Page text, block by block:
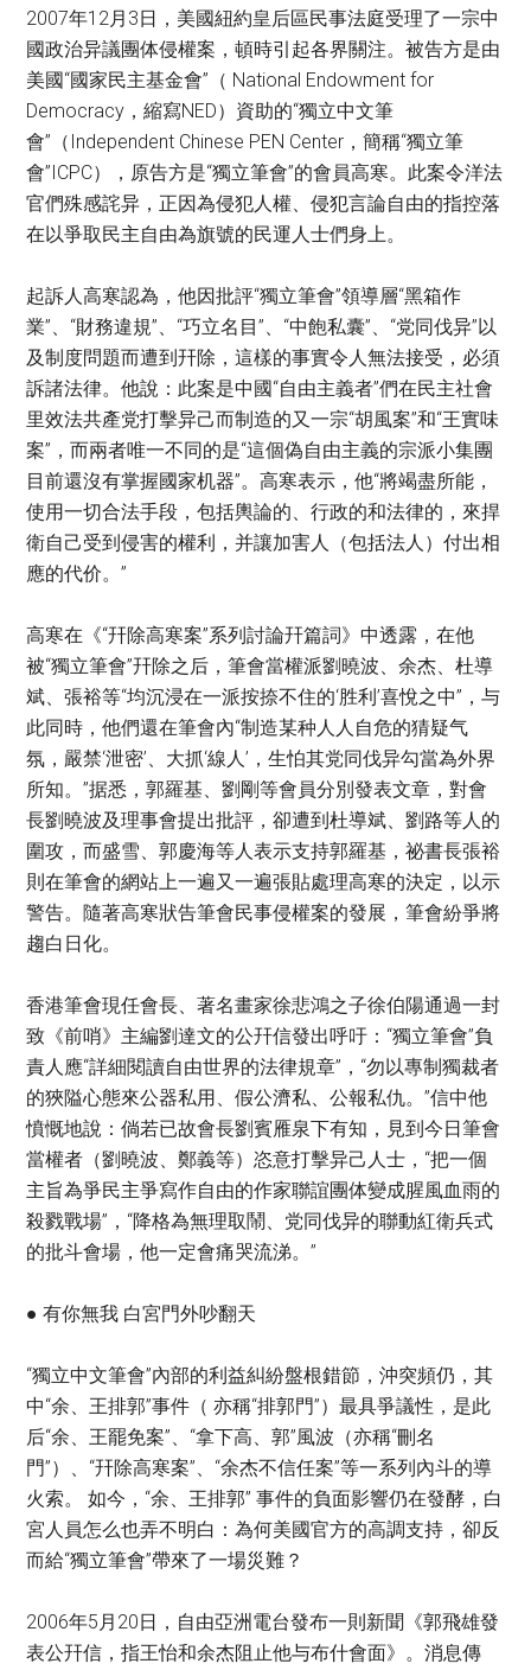
2007年12月3日，美國紐約皇后區民事法庭受理了一宗中
國政治异議團体侵權案，頓時引起各界關注。被告方是由
美國“國家民主基金會”（ National Endowment for
Democracy，縮寫NED）資助的“獨立中文筆
會”（Independent Chinese PEN Center，簡稱“獨立筆
會”ICPC），原告方是“獨立筆會”的會員高寒。此案令洋法
官們殊感詫异，正因為侵犯人權、侵犯言論自由的指控落
在以爭取民主自由為旗號的民運人士們身上。
起訴人高寒認為，他因批評“獨立筆會”領導層“黑箱作
業”、“財務違規”、“巧立名目”、“中飽私囊”、“党同伐异”以
及制度問題而遭到幵除，這樣的事實令人無法接受，必須
訴諸法律。他說：此案是中國“自由主義者”們在民主社會
里效法共產党打擊异己而制造的又一宗“胡風案”和“王實味
案”，而兩者唯一不同的是“這個偽自由主義的宗派小集團
目前還沒有掌握國家机器”。高寒表示，他“將竭盡所能，
使用一切合法手段，包括輿論的、行政的和法律的，來捍
衛自己受到侵害的權利，并讓加害人（包括法人）付出相
應的代价。”
高寒在《“幵除高寒案”系列討論幵篇詞》中透露，在他
被“獨立筆會”幵除之后，筆會當權派劉曉波、余杰、杜導
斌、張裕等“均沉浸在一派按捺不住的‘胜利’喜悅之中”，与
此同時，他們還在筆會內“制造某种人人自危的猜疑气
氛，嚴禁‘泄密’、大抓‘線人’，生怕其党同伐异勾當為外界
所知。”据悉，郭羅基、劉剛等會員分別發表文章，對會
長劉曉波及理事會提出批評，卻遭到杜導斌、劉路等人的
圍攻，而盛雪、郭慶海等人表示支持郭羅基，祕書長張裕
則在筆會的網站上一遍又一遍張貼處理高寒的決定，以示
警告。隨著高寒狀告筆會民事侵權案的發展，筆會紛爭將
趨白日化。
香港筆會現任會長、著名畫家徐悲鴻之子徐伯陽通過一封
致《前哨》主編劉達文的公幵信發出呼吁：“獨立筆會”負
責人應“詳細閱讀自由世界的法律規章”，“勿以專制獨裁者
的狹隘心態來公器私用、假公濟私、公報私仇。”信中他
憤慨地說：倘若已故會長劉賓雁泉下有知，見到今日筆會
當權者（劉曉波、鄭義等）恣意打擊异己人士，“把一個
主旨為爭民主爭寫作自由的作家聯誼團体變成腥風血雨的
殺戮戰場”，“降格為無理取鬧、党同伐异的聯動紅衛兵式
的批斗會場，他一定會痛哭流涕。”
● 有你無我 白宮門外吵翻天
“獨立中文筆會”內部的利益糾紛盤根錯節，沖突頻仍，其
中“余、王排郭”事件（ 亦稱“排郭門”）最具爭議性，是此
后“余、王罷免案”、“拿下高、郭”風波（亦稱“刪名
門”）、“幵除高寒案”、“余杰不信任案”等一系列內斗的導
火索。 如今，“余、王排郭” 事件的負面影響仍在發酵，白
宮人員怎么也弄不明白：為何美國官方的高調支持，卻反
而給“獨立筆會”帶來了一場災難？
2006年5月20日，自由亞洲電台發布一則新聞《郭飛雄發
表公幵信，指王怡和余杰阻止他与布什會面》。消息傳